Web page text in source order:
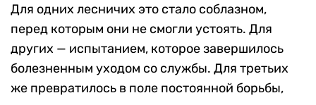
Для одних лесничих это стало соблазном,
перед которым они не смогли устоять. Для
других — испытанием, которое завершилось
болезненным уходом со службы. Для третьих
же превратилось в поле постоянной борьбы,